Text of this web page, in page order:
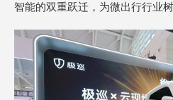
智能的双重跃迁，为微出行行业